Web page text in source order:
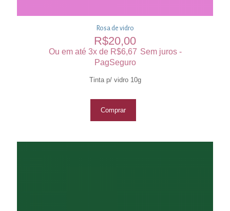
Rosa de vidro
R$20,00
Ou em até 3x de R$6,67 Sem juros -
PagSeguro
Tinta p/ vidro 10g
Comprar